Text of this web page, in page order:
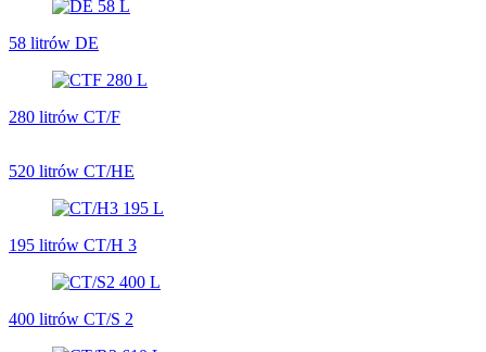
58 litrów DE
280 litrów CT/F
520 litrów CT/HE
195 litrów CT/H 3
400 litrów CT/S 2